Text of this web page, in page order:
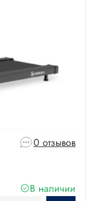
0 отзывов
В наличии